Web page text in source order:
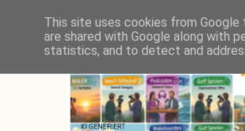
This site uses cookies from
are shared with Google along with
statistics, and to detect and